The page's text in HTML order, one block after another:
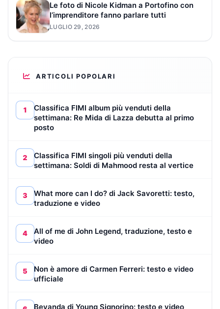
Le foto di Nicole Kidman a Portofino con
l’imprenditore fanno parlare tutti
LUGLIO 29, 2026
ARTICOLI POPOLARI
1
Classifica FIMI album più venduti della
settimana: Re Mida di Lazza debutta al primo
posto
2
Classifica FIMI singoli più venduti della
settimana: Soldi di Mahmood resta al vertice
3
What more can I do? di Jack Savoretti: testo,
traduzione e video
4
All of me di John Legend, traduzione, testo e
video
5
Non è amore di Carmen Ferreri: testo e video
ufficiale
Bevanda di Young Signorino: testo e video